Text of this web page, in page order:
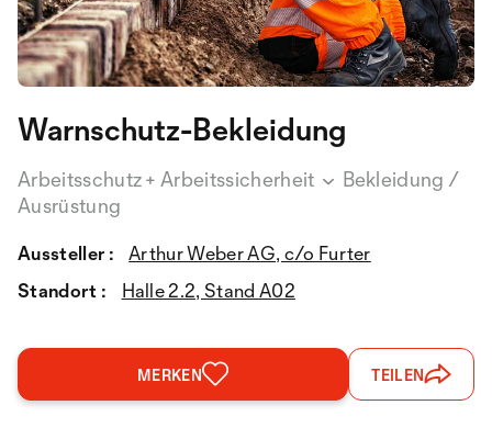
Warnschutz-Bekleidung
Arbeitsschutz + Arbeitssicherheit
Bekleidung /
Ausrüstung
Aussteller :
Arthur Weber AG, c/o Furter
Standort :
Halle 2.2, Stand A02
MERKEN TEILEN